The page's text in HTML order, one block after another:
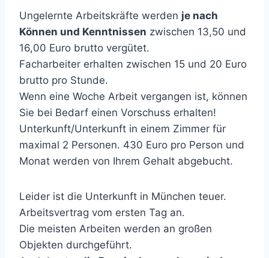
Ungelernte Arbeitskräfte werden je nach
Können und Kenntnissen zwischen 13,50 und
16,00 Euro brutto vergütet.
Facharbeiter erhalten zwischen 15 und 20 Euro
brutto pro Stunde.
Wenn eine Woche Arbeit vergangen ist, können
Sie bei Bedarf einen Vorschuss erhalten!
Unterkunft/Unterkunft in einem Zimmer für
maximal 2 Personen. 430 Euro pro Person und
Monat werden von Ihrem Gehalt abgebucht.
Leider ist die Unterkunft in München teuer.
Arbeitsvertrag vom ersten Tag an.
Die meisten Arbeiten werden an großen
Objekten durchgeführt.